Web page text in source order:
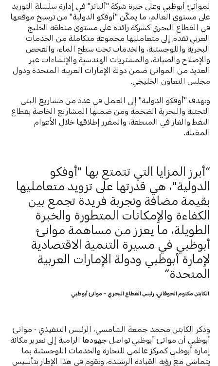
لموانئ أبوظبي وعلى خيرة شركة "أليانز" في إدارة سلسلة التوريد
على مستوى العالم، ما يمكّن "أوفكو الدولية" من ترسيخ موقعها
في القطاع البحري كشركة رائدة على مستوى منطقة الخليج
العربي تقدم إلى متعامليها مجموعة متكاملة من الخدمات
البحرية واللوجستية، والخدمات تحت سطح الماء، والفحص
والإصلاح والصيانة، والمشتريات الهندسية والإنشاءات عبر
العديد من الموانئ ضمن دولة الإمارات العربية المتحدة ودول
مجلس التعاون الخليجي.
وتهدف "أوفكو الدولية" إلى العمل في عدد من مشاريع البنى
التحتية والبحرية الضخمة ومن ضمنها المشاريع الخاصة بقطاع
النفط والغاز في المنطقة، والمقرر إطلاقها خلال الأعوام
المقبلة.
أبرز المزايا التي تتمتع بها "أوفكو
الدولية"، هي قدرتها على تزويد متعامليها
بقيمة مضافة وتجربة فريدة تجمع بين
الكفاءة والإمكانات المتطورة والخبرة
الطويلة، ما يعزز من مساهمة موانئ
أبوظبي في مسيرة التنمية الاقتصادية
لإمارة أبوظبي ودولة الإمارات العربية
المتحدة
الكابتن مكتوم الحوقاني، رئيس القطاع البحري – موانئ أبوظبي
وذكر الكابتن محمد جمعة الشامسي، الرئيس التنفيذي - موانئ
أبوظبي أن موانئ أبوظبي تواصل جهودها الرامية إلى تعزيز مكانة
إمارة أبوظبي كمركز عالمي للتجارة والخدمات اللوجستية بما
يتماشى مع رؤية القيادة الرشيدة، وتقوم في هذا الإطار بتأسيس